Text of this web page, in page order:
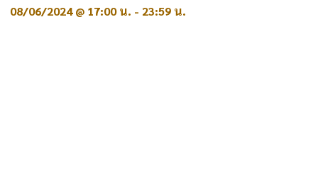
08/06/2024 @ 17:00 น. - 23:59 น.